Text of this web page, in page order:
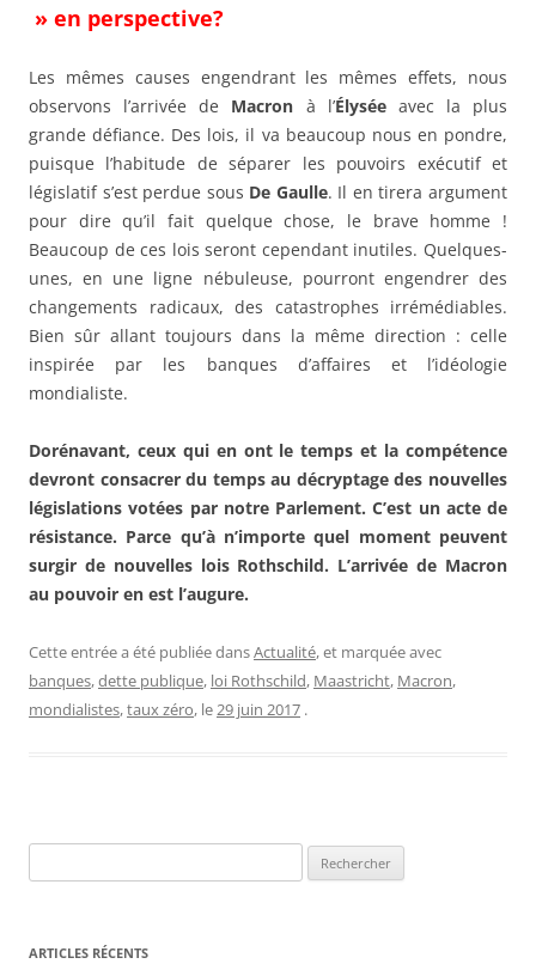
» en perspective?
Les mêmes causes engendrant les mêmes effets, nous
observons l’arrivée de Macron à l’Élyséeavec la plus
grande défiance. Des lois, il va beaucoup nous en pondre,
puisque l’habitude de séparer les pouvoirs exécutif et
législatif s’est perdue sous De Gaulle. Il en tirera argument
pour dire qu’il fait quelque chose, le brave homme !
Beaucoup de ces lois seront cependant inutiles. Quelques-
unes, en une ligne nébuleuse, pourront engendrer des
changements radicaux, des catastrophes irrémédiables.
Bien sûr allant toujours dans la même direction : celle
inspirée par les banques d’affaires et l’idéologie
mondialiste.
Dorénavant, ceux qui en ont le temps et la compétence
devront consacrer du temps au décryptage des nouvelles
législations votées par notre Parlement. C’est un acte de
résistance. Parce qu’à n’importe quel moment peuvent
surgir de nouvelles lois Rothschild. L’arrivée de Macron
au pouvoir en est l’augure.
Cette entrée a été publiée dansActualité, et marquée avec
banques,dette publique, loi Rothschild, Maastricht, Macron,
mondialistes,taux zéro, le29 juin 2017 .
ARTICLES RÉCENTS